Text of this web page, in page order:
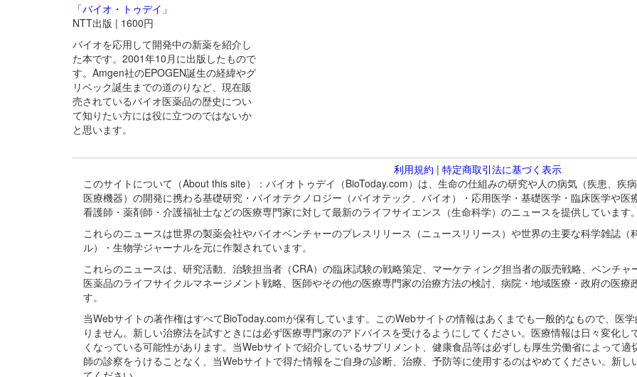
「バイオ・トゥデイ」
NTT出版 | 1600円
バイオを応用して開発中の新薬を紹介し
た本です。2001年10月に出版したもので
す。Amgen社のEPOGEN誕生の経緯やグ
リベック誕生までの道のりなど、現在販
売されているバイオ医薬品の歴史につい
て知りたい方には役に立つのではないか
と思います。
利用規約 | 特定商取引法に基づく表示
このサイトについて（About this site）：バイオトゥデイ（BioToday.com）は、生命の仕組みの研究や人の病気（疾患、疾
医療機器）の開発に携わる基礎研究・バイオテクノロジー（バイオテック、バイオ）・応用医学・基礎医学・臨床医学や
看護師・薬剤師・介護福祉士などの医療専門家に対して最新のライフサイエンス（生命科学）のニュースを提供しています
これらのニュースは世界の製薬会社やバイオベンチャーのプレスリリース（ニュースリリース）や世界の主要な科学雑誌
ル）・生物学ジャーナルを元に作製されています。
これらのニュースは、研究活動、治験担当者（CRA）の臨床試験の戦略策定、マーケティング担当者の販売戦略、ベンチ
医薬品のライフサイクルマネージメント戦略、医師やその他の医療専門家の治療方法の検討、病院・地域医療・政府の医
す。
当Webサイトの著作権はすべてBioToday.comが保有しています。このWebサイトの情報はあくまでも一般的なもので、医
りません。新しい治療法を試すときには必ず医療専門家のアドバイスを受けるようにしてください。医療情報は日々変化
くなっている可能性があります。当Webサイトで紹介しているサプリメント、健康食品等は必ずしも厚生労働省によって
師の診察をうけることなく、当Webサイトで得た情報をご自身の診断、治療、予防等に使用するのはやめてください。新